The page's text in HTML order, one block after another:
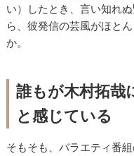
い）したとき、言い知れ
ら、彼発信の芸風がほと
か。
誰もが木村拓哉
と感じている
そもそも、バラエティ番